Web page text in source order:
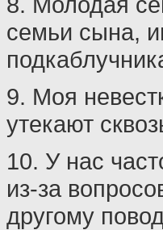
семьи сына,
9. Моя
утекают
10. У нас
из-за
другому